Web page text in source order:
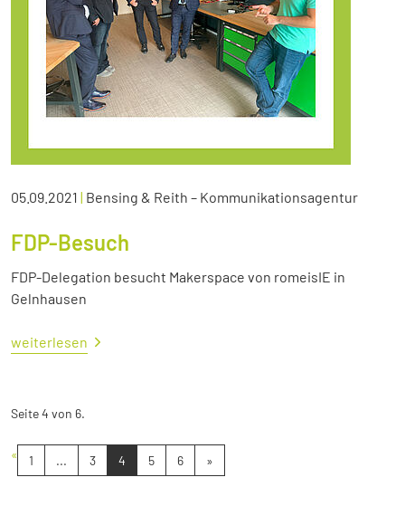
05.09.2021 | Bensing & Reith – Kommunikationsagentur
FDP-Besuch
FDP-Delegation besucht Makerspace von romeisIE in
Gelnhausen
weiterlesen
Seite 4 von 6.
« 1 ... 3 4 5 6 »